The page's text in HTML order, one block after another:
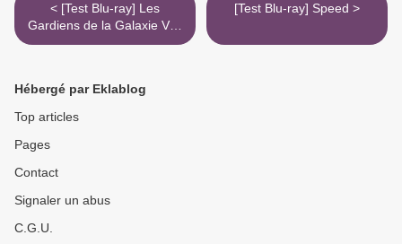
< [Test Blu-ray] Les
Gardiens de la Galaxie Vol.
2
[Test Blu-ray] Speed >
Hébergé par Eklablog
Top articles
Pages
Contact
Signaler un abus
C.G.U.